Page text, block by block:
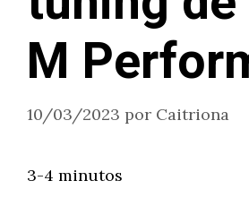
M
10/03/2023 por Caitriona
3-4 minutos